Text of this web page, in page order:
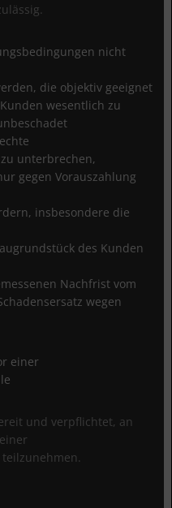
nicht
die objektiv geeignet
wesentlich zu
unterbrechen,
gegen Vorauszahlung
insbesondere die
des Kunden
Nachfrist vom
wegen
einer
und verpflichtet, an